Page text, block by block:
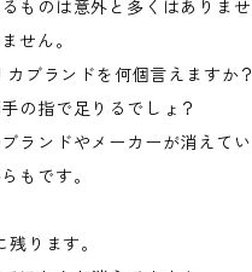
ものは意外と多くはありませ
せん。
ブランドを何個言えますか？
の指で足りるでしょ？
ランドやメーカーが消えてい
もです。
ります。